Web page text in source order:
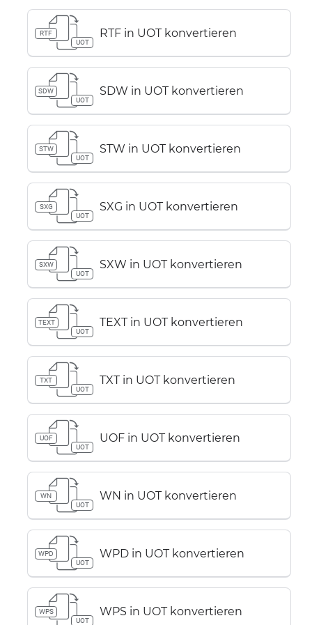
RTF
UOT
RTF in UOT konvertieren
SDW
UOT
SDW in UOT konvertieren
STW
UOT
STW in UOT konvertieren
SXG
UOT
SXG in UOT konvertieren
SXW
UOT
SXW in UOT konvertieren
TEXT
UOT
TEXT in UOT konvertieren
TXT
UOT
TXT in UOT konvertieren
UOF
UOT
UOF in UOT konvertieren
WN
UOT
WN in UOT konvertieren
WPD
UOT
WPD in UOT konvertieren
WPS
UOT
WPS in UOT konvertieren